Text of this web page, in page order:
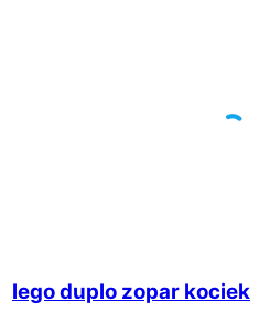
lego duplo zopar kociek